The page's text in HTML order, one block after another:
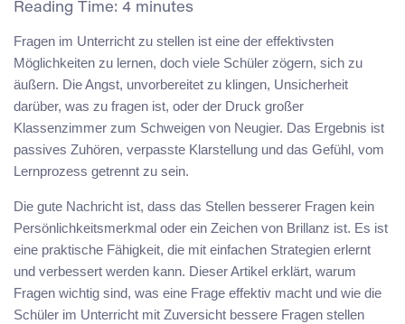
Reading Time: 4 minutes
Fragen im Unterricht zu stellen ist eine der effektivsten
Möglichkeiten zu lernen, doch viele Schüler zögern, sich zu
äußern. Die Angst, unvorbereitet zu klingen, Unsicherheit
darüber, was zu fragen ist, oder der Druck großer
Klassenzimmer zum Schweigen von Neugier. Das Ergebnis ist
passives Zuhören, verpasste Klarstellung und das Gefühl, vom
Lernprozess getrennt zu sein.
Die gute Nachricht ist, dass das Stellen besserer Fragen kein
Persönlichkeitsmerkmal oder ein Zeichen von Brillanz ist. Es ist
eine praktische Fähigkeit, die mit einfachen Strategien erlernt
und verbessert werden kann. Dieser Artikel erklärt, warum
Fragen wichtig sind, was eine Frage effektiv macht und wie die
Schüler im Unterricht mit Zuversicht bessere Fragen stellen